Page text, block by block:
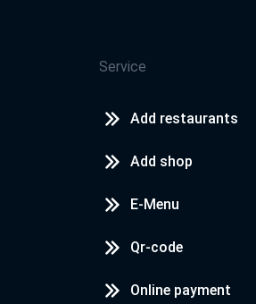
كل شئ ممتاز
NEFSI TRODO AWI
NEFSI TRODO AWI
Service
Add restaurants
Add shop
E-Menu
Qr-code
Online payment